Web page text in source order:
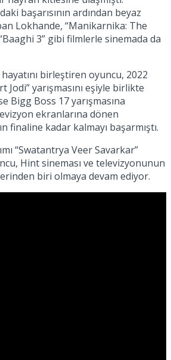
başarısının ardından beyaz
Lokhande, “Manikarnika: The
3” gibi filmlerle sinemada da
hayatını birleştiren oyuncu, 2022
Jodi” yarışmasını eşiyle birlikte
Bigg Boss 17 yarışmasına
ekranlarına dönen
finaline kadar kalmayı başarmıştı.
“Swatantrya Veer Savarkar”
Hint sineması ve televizyonunun
biri olmaya devam ediyor.